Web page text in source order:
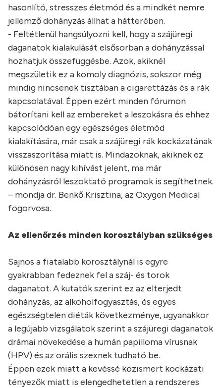
hasonlító, stresszes életmód és a mindkét nemre
jellemző dohányzás állhat a hátterében.
- Feltétlenül hangsúlyozni kell, hogy a szájüregi
daganatok kialakulását elsősorban a dohányzással
hozhatjuk összefüggésbe. Azok, akiknél
megszületik ez a komoly diagnózis, sokszor még
mindig nincsenek tisztában a cigarettázás és a rák
kapcsolatával. Éppen ezért minden fórumon
bátorítani kell az embereket a leszokásra és ehhez
kapcsolódóan egy egészséges életmód
kialakítására, már csak a szájüregi rák kockázatának
visszaszorítása miatt is. Mindazoknak, akiknek ez
különösen nagy kihívást jelent, ma már
dohányzásról leszoktató programok is segíthetnek.
– mondja dr. Benkő Krisztina, az Oxygen Medical
fogorvosa.
Az ellenőrzés minden korosztályban szükséges
Sajnos a fiatalabb korosztálynál is egyre
gyakrabban fedeznek fel a száj- és torok
daganatot. A kutatók szerint ez az elterjedt
dohányzás, az alkoholfogyasztás, és egyes
egészségtelen diéták következménye, ugyanakkor
a legújabb vizsgálatok szerint a szájüregi daganatok
drámai növekedése a humán papilloma vírusnak
(HPV) és az orális szexnek tudható be.
Éppen ezek miatt a kevéssé közismert kockázati
tényezők miatt is elengedhetetlen a rendszeres